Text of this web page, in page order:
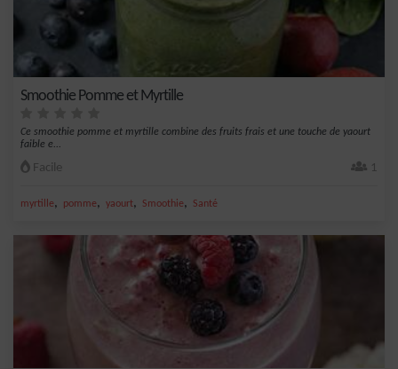
Smoothie Pomme et Myrtille
Ce smoothie pomme et myrtille combine des fruits frais et une touche de yaourt
faible e...
Facile 1
myrtille, pomme, yaourt, Smoothie, Santé